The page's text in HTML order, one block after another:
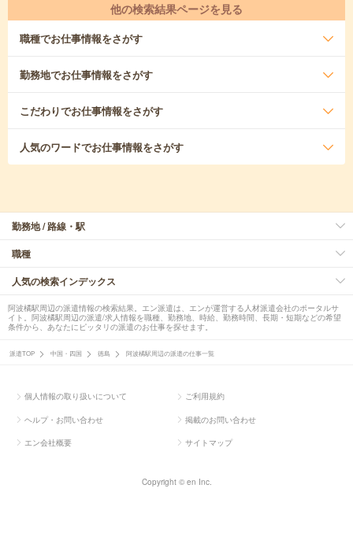
他の検索結果ページを見る
職種でお仕事情報をさがす
勤務地でお仕事情報をさがす
こだわりでお仕事情報をさがす
人気のワードでお仕事情報をさがす
勤務地 / 路線・駅
職種
人気の検索インデックス
阿波橘駅周辺の派遣情報の検索結果。エン派遣は、エンが運営する人材派遣会社のポータルサ
イト。阿波橘駅周辺の派遣/求人情報を職種、勤務地、時給、勤務時間、長期・短期などの希望
条件から、あなたにピッタリの派遣のお仕事を探せます。
派遣TOP 中国・四国 徳島 阿波橘駅周辺の派遣の仕事一覧
個人情報の取り扱いについて ご利用規約
ヘルプ・お問い合わせ 掲載のお問い合わせ
エン会社概要 サイトマップ
Copyright © en Inc.